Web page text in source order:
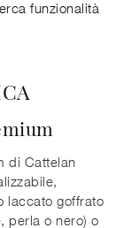
funzionalità
di Cattelan
laccato goffrato
perla o nero) o